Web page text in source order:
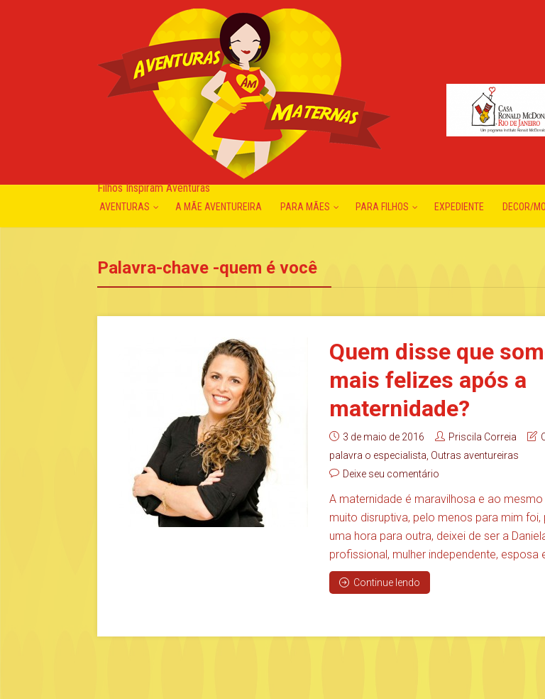
Filhos Inspiram Aventuras
AVENTURAS A MÃE AVENTUREIRA PARA MÃES PARA FILHOS EXPEDIENTE DECOR/
Palavra-chave -quem é você
Quem disse que
mais felizes após a
maternidade?
3 de maio de 2016 Priscila Correia
palavra o especialista Outras aventureiras
Deixe seu comentário
A maternidade é maravilhosa e ao
muito disruptiva, pelo menos para mim foi,
uma hora para outra, deixei de ser a
profissional, mulher independente, esposa
Continue lendo